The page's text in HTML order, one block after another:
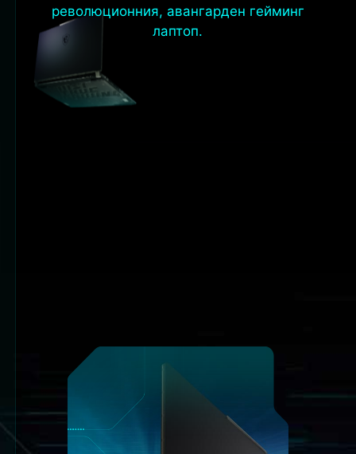
революционния, авангарден гейминг
лаптоп.